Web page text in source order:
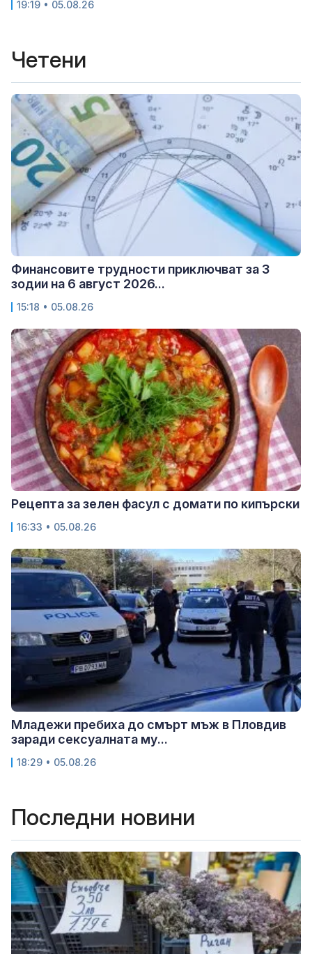
19:19 • 05.08.26
Четени
Финансовите трудности приключват за 3
зодии на 6 август 2026...
15:18 • 05.08.26
Рецепта за зелен фасул с домати по кипърски
16:33 • 05.08.26
Младежи пребиха до смърт мъж в Пловдив
заради сексуалната му...
18:29 • 05.08.26
Последни новини